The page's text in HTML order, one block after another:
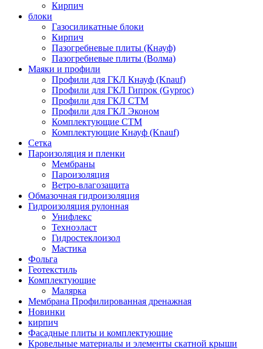
Кирпич
блоки
Газосиликатные блоки
Кирпич
Пазогребневые плиты (Кнауф)
Пазогребневые плиты (Волма)
Маяки и профили
Профили для ГКЛ Кнауф (Knauf)
Профили для ГКЛ Гипрок (Gyproc)
Профили для ГКЛ СТМ
Профили для ГКЛ Эконом
Комплектующие СТМ
Комплектующие Кнауф (Knauf)
Сетка
Пароизоляция и пленки
Мембраны
Пароизоляция
Ветро-влагозащита
Обмазочная гидроизоляция
Гидроизоляция рулонная
Унифлекс
Техноэласт
Гидростеклоизол
Мастика
Фольга
Геотекстиль
Комплектующие
Малярка
Мембрана Профилированная дренажная
Новинки
кирпич
Фасадные плиты и комплектующие
Кровельные материалы и элементы скатной крыши